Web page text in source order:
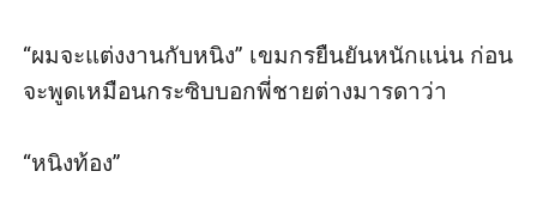
ตัว ไม่มีพลาดแน่นอน”
หญิงสาวพยายามดันตัวเองให้ลุกขึ้นนั่ง แต่ก็เต็มไปด้วย
“ตื่นแล้วเหรอนังหนิง” เสียงวิลาสินีที่นั่งอยู่บนโซฟานวม
“ผมจะแต่งงานกับหนิง” เขมกรยืนยันหนักแน่น ก่อน
จะพูดเหมือนกระซิบบอกพี่ชายต่างมารดาว่า
“หนิงท้อง”